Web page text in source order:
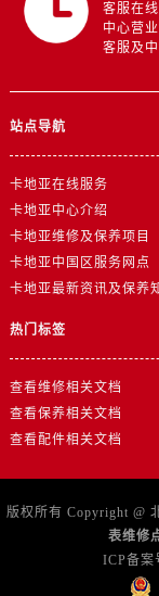
客服在
中心营
客服及
站点导航
卡地亚在线服务
卡地亚中心介绍
卡地亚维修及保养项目
卡地亚中国区服务网点
卡地亚最新资讯及保养
热门标签
查看维修相关文档
查看保养相关文档
查看配件相关文档
版权所有 Copyright @
表维修
ICP备案